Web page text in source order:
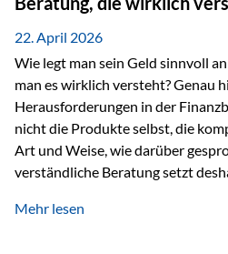
22. April 2026
Wie legt man sein Geld sinnvoll
man es wirklich versteht? Genau
Herausforderungen in der
nicht die Produkte selbst, die
Art und Weise, wie darüber
verständliche Beratung setzt
fünf zentrale Faktoren: eine
Mehr lesen